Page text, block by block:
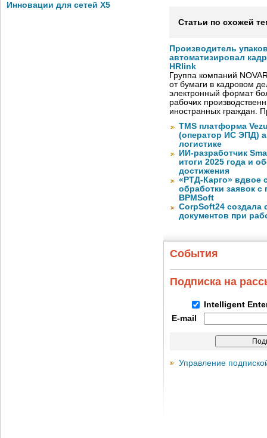
Инновации для сетей X5
Статьи по схожей
Производитель
автоматизировал
HRlink
Группа компаний
от бумаги в кадровом
электронный формат
рабочих
иностранных граждан.
TMS платформа
(оператор ИС ЭПД)
логистике
ИИ-разработчик
итоги 2025 года и
достижения
«РТД-Карго» вдвое
обработки заявок
BPMSoft
CorpSoft24 создала
документов при
События
Подписка на
Intelligent
E-mail
Управление